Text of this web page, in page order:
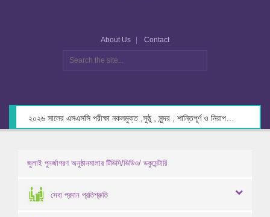
About Us Contact
জুলাই পুনর্জাগরণ অনুষ্ঠানমালার টিভিসি/ভিডিও/ ডকুমেন্টারি
সেবা প্রদান প্রতিশ্রুতি